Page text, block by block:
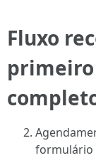
Fluxo
formulário